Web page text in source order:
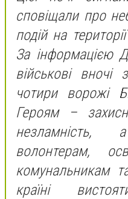
сповіщали про
подій на
За інформацією
військові
чотири ворожі
Героям –
волонтерам,
комунальникам
країні